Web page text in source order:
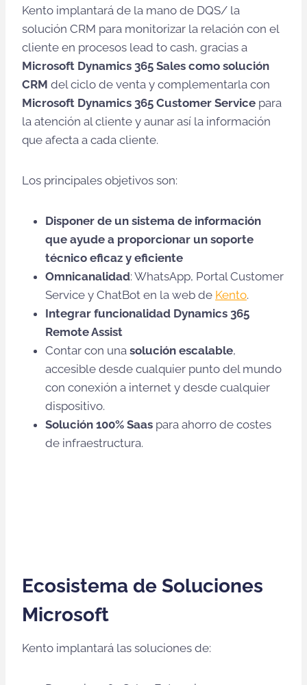
Kento implantará de la mano de DQS/ la
solución CRM para monitorizar la relación con el
cliente en procesos lead to cash, gracias a
Microsoft Dynamics 365 Sales como solución
CRM del ciclo de venta y complementarla con
Microsoft Dynamics 365 Customer Service para
la atención al cliente y aunar así la información
que afecta a cada cliente.
Los principales objetivos son:
Disponer de un sistema de información
que ayude a proporcionar un soporte
técnico eficaz y eficiente
Omnicanalidad: WhatsApp, Portal Customer
Service y ChatBot en la web de Kento.
Integrar funcionalidad Dynamics 365
Remote Assist
Contar con una solución escalable,
accesible desde cualquier punto del mundo
con conexión a internet y desde cualquier
dispositivo.
Solución 100% Saas para ahorro de costes
de infraestructura.
Ecosistema de Soluciones
Microsoft
Kento implantará las soluciones de: